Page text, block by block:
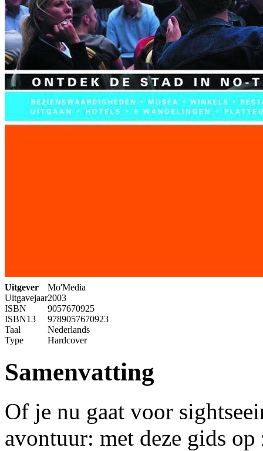
Uitgever
Mo'Media
Uitgavejaar2003
ISBN
9057670925
ISBN13
9789057670923
Taal
Nederlands
Type
Hardcover
Samenvatting
Of je nu gaat voor
avontuur: met deze gids